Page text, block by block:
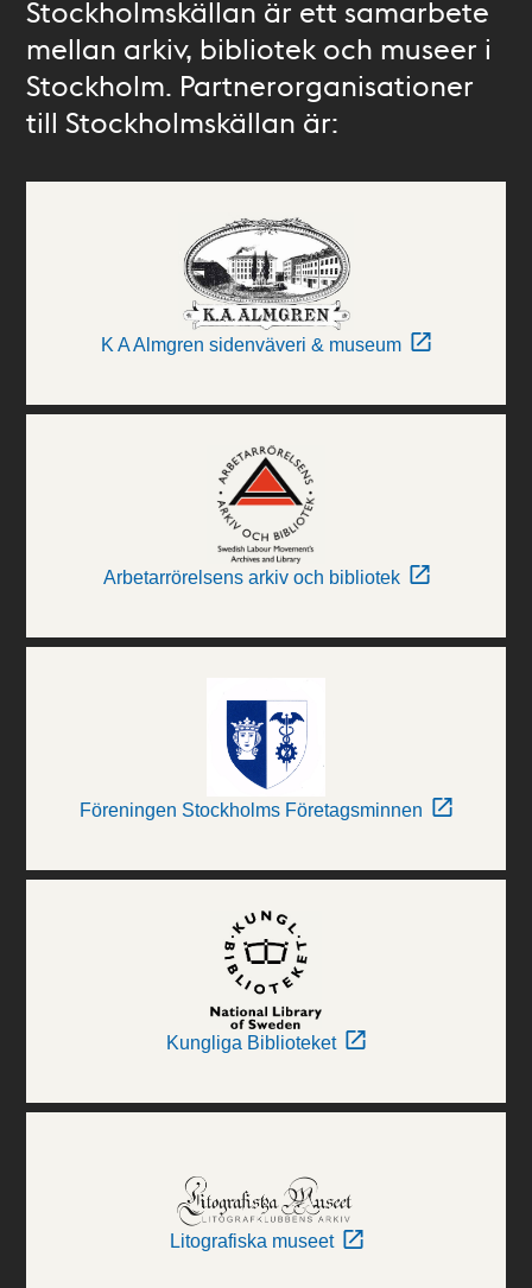
Stockholmskällan är ett samarbete
mellan arkiv, bibliotek och museer i
Stockholm. Partnerorganisationer
till Stockholmskällan är:
K A Almgren sidenväveri & museum
Arbetarrörelsens arkiv och bibliotek
Föreningen Stockholms Företagsminnen
Kungliga Biblioteket
Litografiska museet